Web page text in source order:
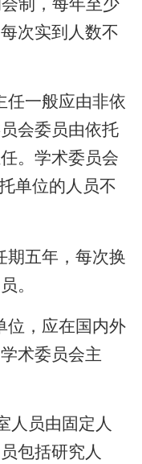
制，每年至少
次实到人数不
任一般应由非依
会委员由依托
。学术委员会
单位的人员不
期五年，每次换
。
位，应在国内外
术委员会主
人员由固定人
包括研究人